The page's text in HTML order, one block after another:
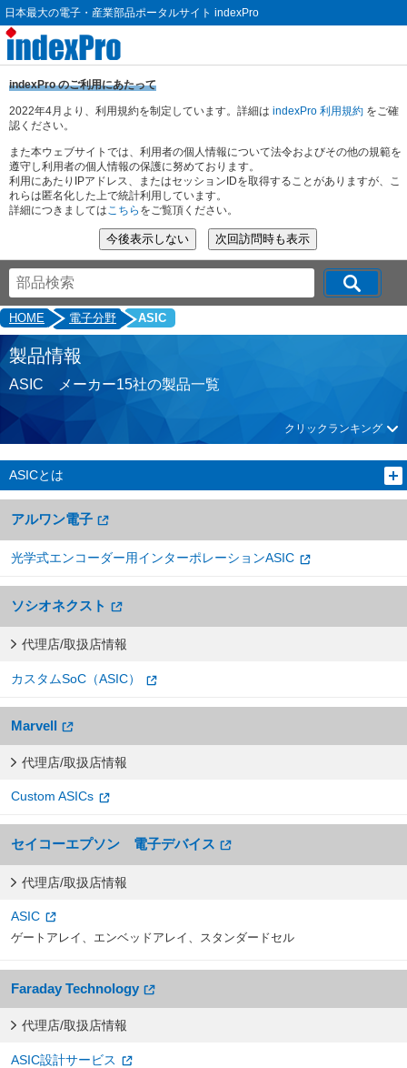
日本最大の電子・産業部品ポータルサイト indexPro
indexPro のご利用にあたって
2022年4月より、利用規約を制定しています。詳細は indexPro 利用規約 をご確
認ください。
また本ウェブサイトでは、利用者の個人情報について法令およびその他の規範を
遵守し利用者の個人情報の保護に努めております。
利用にあたりIPアドレス、またはセッションIDを取得することがありますが、こ
れらは匿名化した上で統計利用しています。
詳細につきましてはこちら をご覧頂ください。
HOME 電子分野 ASIC
製品情報
ASIC メーカー15社の製品一覧
クリックランキング
ASICとは
アルワン電子
光学式エンコーダー用インターポレーションASIC
ソシオネクスト
代理店/取扱店情報
カスタムSoC（ASIC）
Marvell
代理店/取扱店情報
Custom ASICs
セイコーエプソン 電子デバイス
代理店/取扱店情報
ASIC
ゲートアレイ、エンベッドアレイ、スタンダードセル
Faraday Technology
代理店/取扱店情報
ASIC設計サービス